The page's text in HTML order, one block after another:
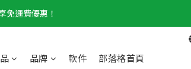
免運費優惠！
品牌 軟件 部落格首頁